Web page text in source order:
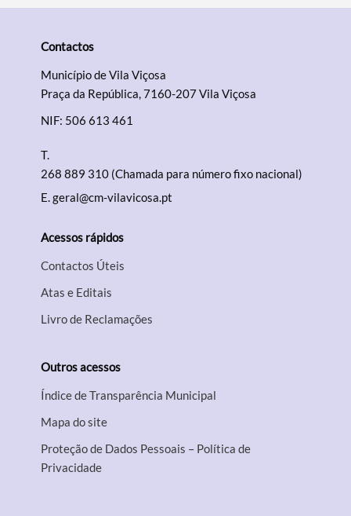
Contactos
Município de Vila Viçosa
Praça da República, 7160-207 Vila Viçosa
NIF: 506 613 461
T.
268 889 310 (Chamada para número fixo nacional)
E.geral@cm-vilavicosa.pt
Acessos rápidos
Contactos Úteis
Atas e Editais
Livro de Reclamações
Outros acessos
Índice de Transparência Municipal
Mapa do site
Proteção de Dados Pessoais – Política de
Privacidade